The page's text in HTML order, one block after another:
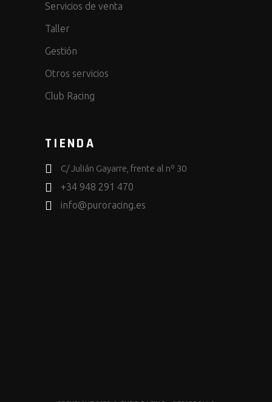
Servicios de venta
Taller
Gestión
Otros servicios
Club Racing
TIENDA
C/ Julián Gayarre, frente al nº 30
+34 948 291 470
info@puroracing.es